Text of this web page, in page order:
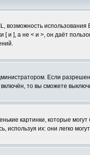
возможность
[ и ], а не < и >, он даёт
Если
то вы сможете
картинки, которые
используя их: они легко